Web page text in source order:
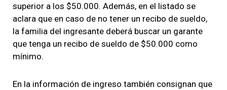
superior a los $50.000. Además, en el listado se
aclara que en caso de no tener un recibo de sueldo,
la familia del ingresante deberá buscar un garante
que tenga un recibo de sueldo de $50.000 como
mínimo.
En la información de ingreso también consignan que